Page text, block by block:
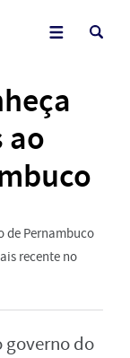
ao
de Pernambuco
recente no
governo do